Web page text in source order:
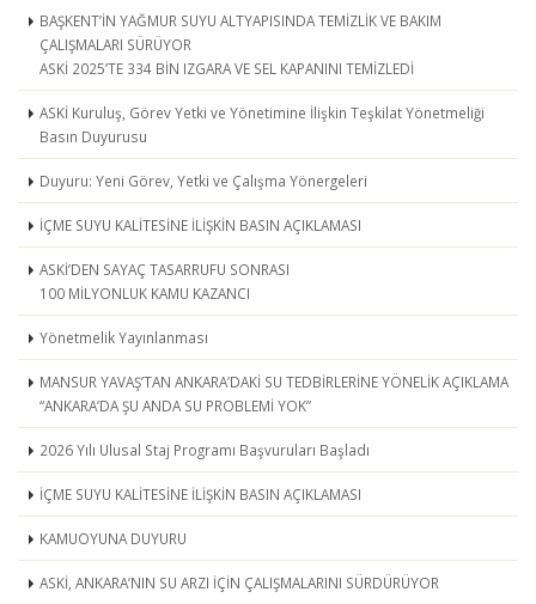
BAŞKENT’İN YAĞMUR SUYU ALTYAPISINDA TEMİZLİK VE BAKIM
ÇALIŞMALARI SÜRÜYOR
ASKİ 2025’TE 334 BİN IZGARA VE SEL KAPANINI TEMİZLEDİ
ASKİ Kuruluş, Görev Yetki ve Yönetimine İlişkin Teşkilat Yönetmeliği
Basın Duyurusu
Duyuru: Yeni Görev, Yetki ve Çalışma Yönergeleri
İÇME SUYU KALİTESİNE İLİŞKİN BASIN AÇIKLAMASI
ASKİ’DEN SAYAÇ TASARRUFU SONRASI
100 MİLYONLUK KAMU KAZANCI
Yönetmelik Yayınlanması
MANSUR YAVAŞ’TAN ANKARA’DAKİ SU TEDBİRLERİNE YÖNELİK AÇIKLAMA
“ANKARA’DA ŞU ANDA SU PROBLEMİ YOK”
2026 Yılı Ulusal Staj Programı Başvuruları Başladı
İÇME SUYU KALİTESİNE İLİŞKİN BASIN AÇIKLAMASI
KAMUOYUNA DUYURU
ASKİ, ANKARA’NIN SU ARZI İÇİN ÇALIŞMALARINI SÜRDÜRÜYOR